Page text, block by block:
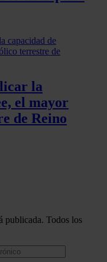
la
el mayor
de Reino
publicada. Todos los